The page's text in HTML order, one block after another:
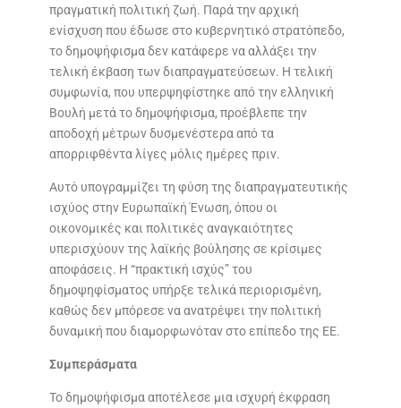
πραγματική πολιτική ζωή. Παρά την αρχική
ενίσχυση που έδωσε στο κυβερνητικό στρατόπεδο,
το δημοψήφισμα δεν κατάφερε να αλλάξει την
τελική έκβαση των διαπραγματεύσεων. Η τελική
συμφωνία, που υπερψηφίστηκε από την ελληνική
Βουλή μετά το δημοψήφισμα, προέβλεπε την
αποδοχή μέτρων δυσμενέστερα από τα
απορριφθέντα λίγες μόλις ημέρες πριν.
Αυτό υπογραμμίζει τη φύση της διαπραγματευτικής
ισχύος στην Ευρωπαϊκή Ένωση, όπου οι
οικονομικές και πολιτικές αναγκαιότητες
υπερισχύουν της λαϊκής βούλησης σε κρίσιμες
αποφάσεις. Η “πρακτική ισχύς” του
δημοψηφίσματος υπήρξε τελικά περιορισμένη,
καθώς δεν μπόρεσε να ανατρέψει την πολιτική
δυναμική που διαμορφωνόταν στο επίπεδο της ΕΕ.
Συμπεράσματα
Το δημοψήφισμα αποτέλεσε μια ισχυρή έκφραση